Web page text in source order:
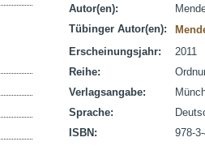
Autor(en):
Tübinger Autor(en):
Erscheinungsjahr:
2011
Reihe:
Verlagsangabe:
Sprache:
ISBN:
978-